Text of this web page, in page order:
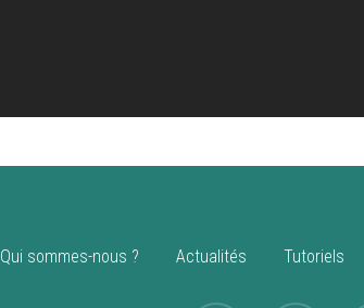
Qui sommes-nous ? Actualités Tutoriels